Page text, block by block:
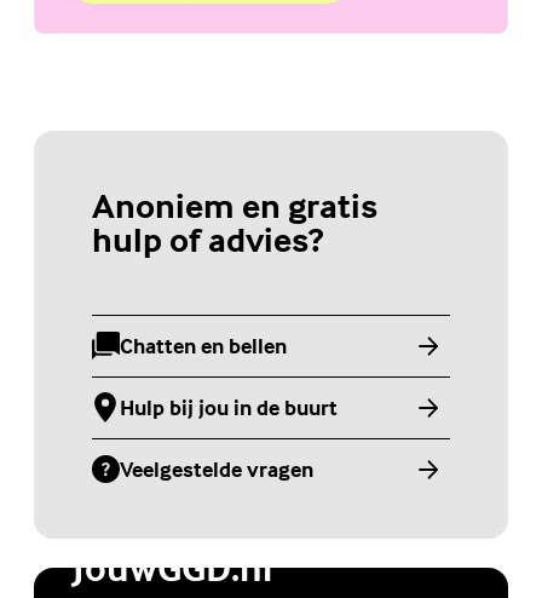
Anoniem en gratis
hulp of advies?
Chatten en bellen
(Externe link)
Hulp bij jou in de buurt
(Externe link)
Veelgestelde vragen
(Externe link)
Jongerenwebsite
JouwGGD.nl